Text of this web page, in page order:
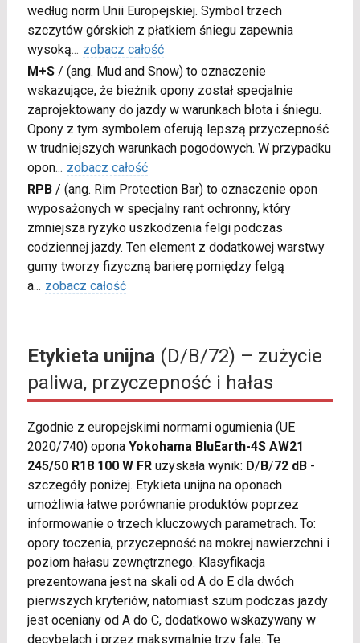
według norm Unii Europejskiej. Symbol trzech
szczytów górskich z płatkiem śniegu zapewnia
wysoką... zobacz całość
M+S/ (ang. Mud and Snow) to oznaczenie
wskazujące, że bieżnik opony został specjalnie
zaprojektowany do jazdy w warunkach błota i śniegu.
Opony z tym symbolem oferują lepszą przyczepność
w trudniejszych warunkach pogodowych. W przypadku
opon... zobacz całość
RPB/ (ang. Rim Protection Bar) to oznaczenie opon
wyposażonych w specjalny rant ochronny, który
zmniejsza ryzyko uszkodzenia felgi podczas
codziennej jazdy. Ten element z dodatkowej warstwy
gumy tworzy fizyczną barierę pomiędzy felgą
a... zobacz całość
Etykieta unijna(D/B/72) – zużycie
paliwa, przyczepność i hałas
Zgodnie z europejskimi normami ogumienia (UE
2020/740) opona Yokohama BluEarth-4S AW21
245/50 R18 100 W FRuzyskała wynik: D/B/72 dB-
szczegóły poniżej. Etykieta unijna na oponach
umożliwia łatwe porównanie produktów poprzez
informowanie o trzech kluczowych parametrach. To:
opory toczenia, przyczepność na mokrej nawierzchni i
poziom hałasu zewnętrznego. Klasyfikacja
prezentowana jest na skali od A do E dla dwóch
pierwszych kryteriów, natomiast szum podczas jazdy
jest oceniany od A do C, dodatkowo wskazywany w
decybelach i przez maksymalnie trzy fale. Te